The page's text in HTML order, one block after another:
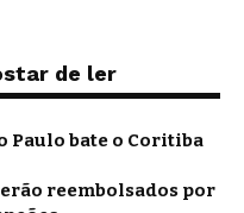
de ler
Paulo bate o Coritiba
reembolsados por